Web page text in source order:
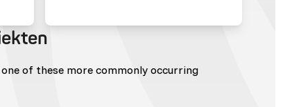
of these more commonly occurring